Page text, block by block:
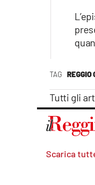
TAG
Tutti gli
Scarica